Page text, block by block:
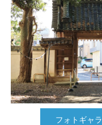
フォトギャ